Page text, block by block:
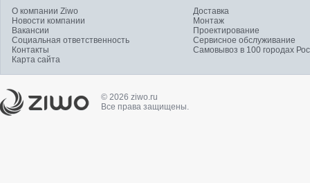
О компании Ziwo
Новости компании
Вакансии
Социальная ответственность
Контакты
Карта сайта
Доставка
Монтаж
Проектирование
Сервисное обслуживание
Самовывоз в 100 городах
© 2026 ziwo.ru
Все права защищены.